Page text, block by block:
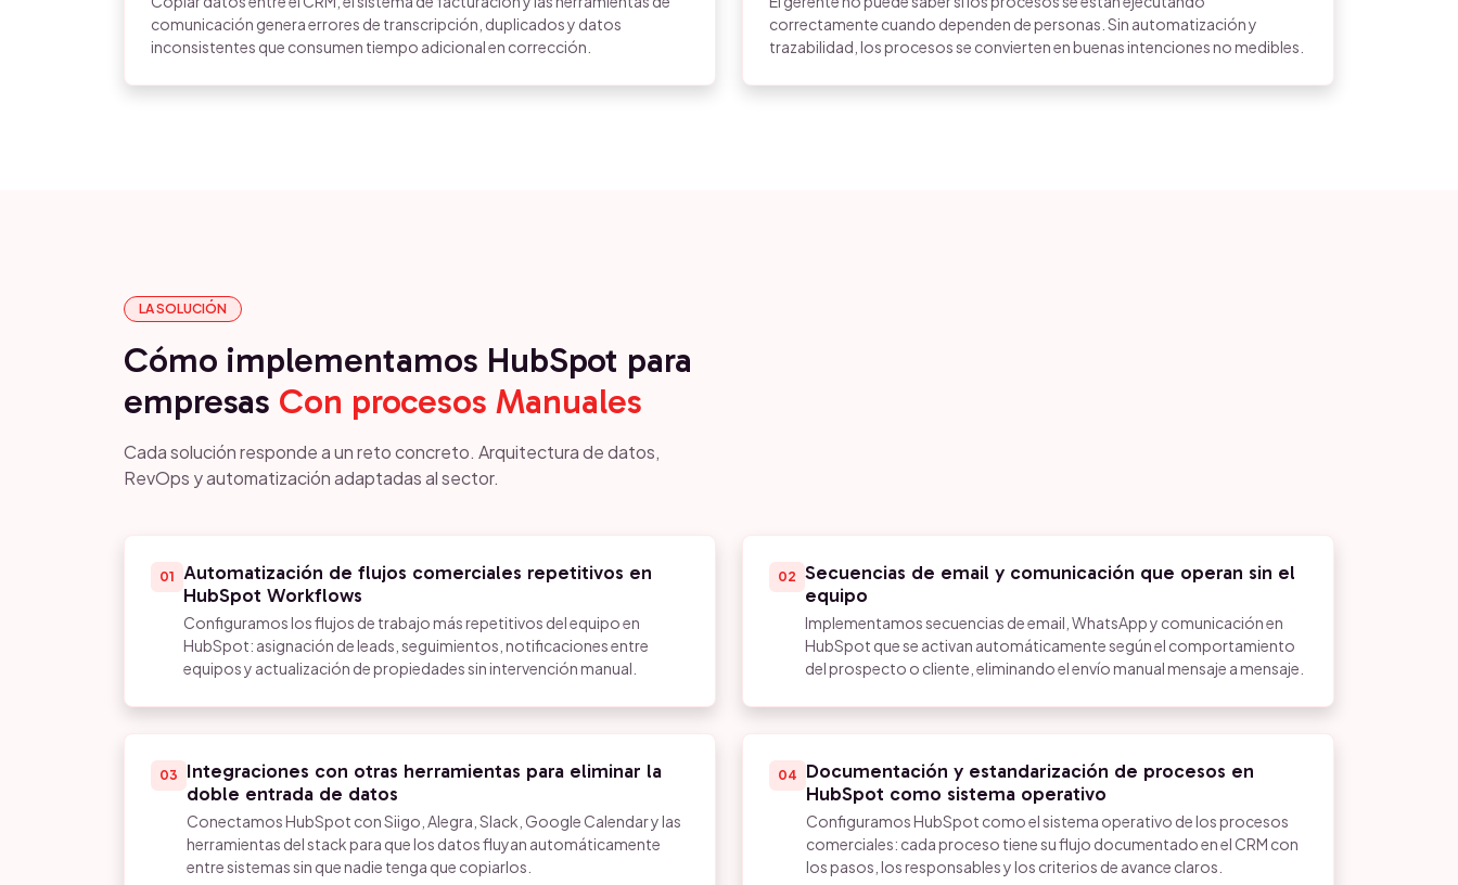
comunicación genera errores de transcripción, duplicados y datos
inconsistentes que consumen tiempo adicional en corrección.
correctamente cuando dependen de personas. Sin automatización y
trazabilidad, los procesos se convierten en buenas intenciones no medibles.
LA SOLUCIÓN
Cómo implementamos HubSpot para
empresas Con procesos Manuales
Cada solución responde a un reto concreto. Arquitectura de datos,
RevOps y automatización adaptadas al sector.
01 Automatización de flujos comerciales repetitivos en
HubSpot Workflows
Configuramos los flujos de trabajo más repetitivos del equipo en
HubSpot: asignación de leads, seguimientos, notificaciones entre
equipos y actualización de propiedades sin intervención manual.
02 Secuencias de email y comunicación que operan sin el
equipo
Implementamos secuencias de email, WhatsApp y comunicación en
HubSpot que se activan automáticamente según el comportamiento
del prospecto o cliente, eliminando el envío manual mensaje a mensaje.
03
Integraciones con otras herramientas para eliminar la
doble entrada de datos
Conectamos HubSpot con Siigo, Alegra, Slack, Google Calendar y las
herramientas del stack para que los datos fluyan automáticamente
entre sistemas sin que nadie tenga que copiarlos.
04
Documentación y estandarización de procesos en
HubSpot como sistema operativo
Configuramos HubSpot como el sistema operativo de los procesos
comerciales: cada proceso tiene su flujo documentado en el CRM con
los pasos, los responsables y los criterios de avance claros.